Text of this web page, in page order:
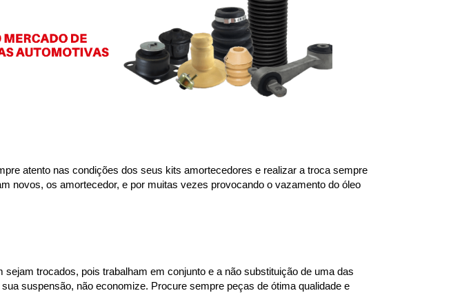
atento nas condições dos seus kits amortecedores e realizar a troca sempre
novos, os amortecedor, e por muitas vezes provocando o vazamento do óleo
trocados, pois trabalham em conjunto e a não substituição de uma das
suspensão, não economize. Procure sempre peças de ótima qualidade e